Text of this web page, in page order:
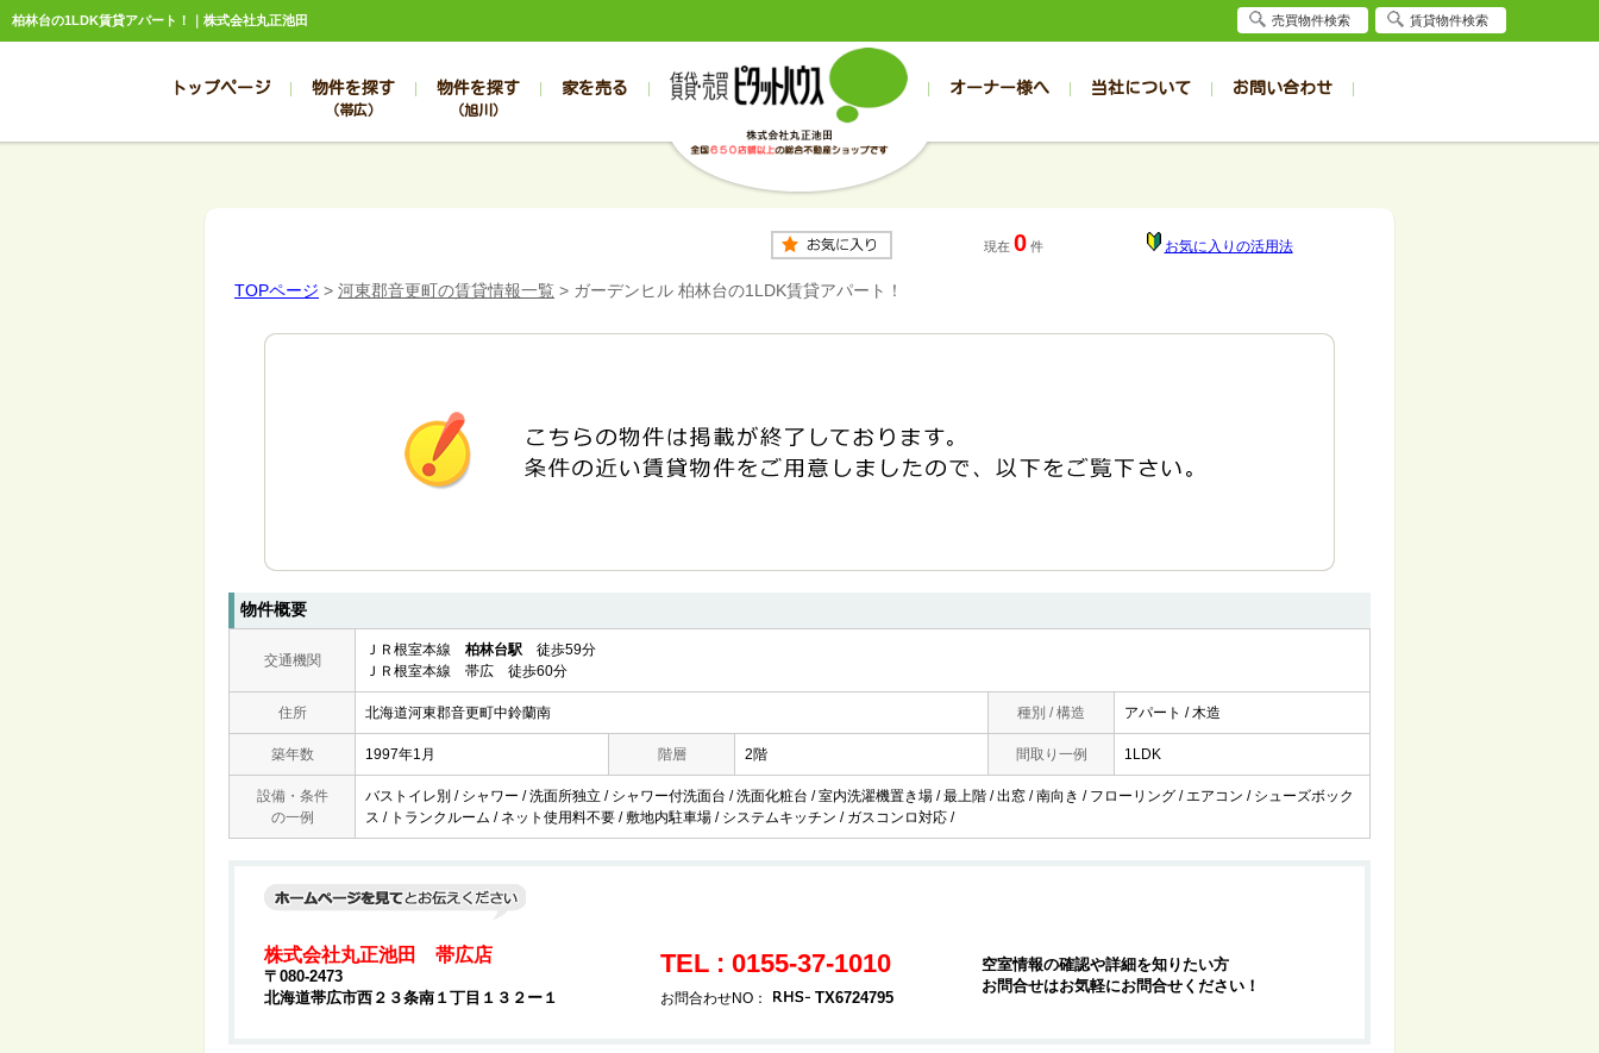
柏林台の1LDK賃貸アパート！｜株式会社丸正池田
トップページ 物件を探す
（帯広）
帯広の売買物件一覧
帯広の中古一戸建て
帯広の1000万円以下
帯広の1000万～2000万円
帯広の2000万～3000万円
帯広の賃貸物件一覧
帯広の賃貸アパート
帯広の1R～1K
帯広の1DK～1LDK
物件を探す
（旭川）
旭川の売買物件一覧
旭川の中古一戸建て
旭川の1000万円以下
旭川の1000万～2000万円
旭川の2000万～3000万円
旭川の賃貸物件一覧
旭川の賃貸アパート
旭川の1R～1K
旭川の1DK～1LDK
家を売る オーナー様へ 当社について
スタッフブログ お客様の声
お問い合わせ
売却のお問合せ 入居者様専用（帯広店）
現在 0 件 お気に入りの活用法
TOPページ > 河東郡音更町の賃貸情報一覧 > ガーデンヒル 柏林台の1LDK賃貸アパート！
物件概要
交通機関
ＪＲ根室本線 柏林台駅 徒歩59分
ＪＲ根室本線 帯広 徒歩60分
住所 北海道河東郡音更町中鈴蘭南 種別 / 構造 アパート / 木造
築年数 1997年1月 階層 2階 間取り一例 1LDK
設備・条件
の一例
バストイレ別 / シャワー / 洗面所独立 / シャワー付洗面台 / 洗面化粧台 / 室内洗濯機置き場 / 最上階 / 出窓 / 南向き / フローリング / エアコン / シューズボック
ス / トランクルーム / ネット使用料不要 / 敷地内駐車場 / システムキッチン / ガスコンロ対応 /
株式会社丸正池田 帯広店
〒080-2473
北海道帯広市西２３条南１丁目１３２ー１
TEL : 0155-37-1010
お問合わせNO： TX6724795
空室情報の確認や詳細を知りたい方
お問合せはお気軽にお問合せください！
売買物件検索 賃貸物件検索